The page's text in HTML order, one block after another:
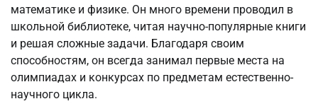
математике и физике. Он много времени проводил в
школьной библиотеке, читая научно-популярные книги
и решая сложные задачи. Благодаря своим
способностям, он всегда занимал первые места на
олимпиадах и конкурсах по предметам естественно-
научного цикла.